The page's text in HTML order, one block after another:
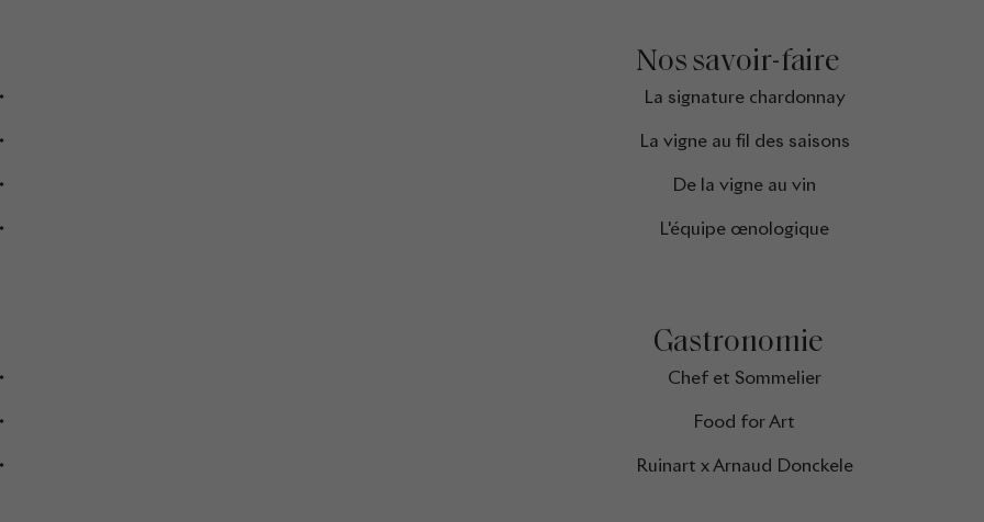
Nos savoir-faire
La signature chardonnay​
La vigne au fil des saisons​
De la vigne au vin
L'équipe œnologique
Gastronomie
Chef et Sommelier
Food for Art
Ruinart x Arnaud Donckele